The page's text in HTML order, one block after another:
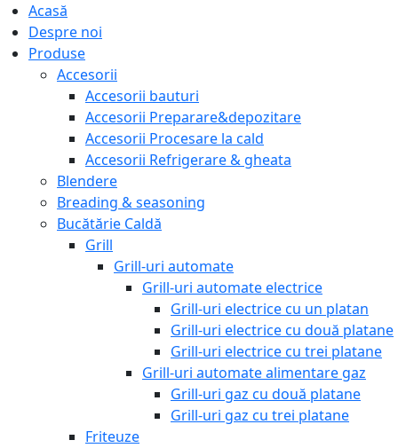
Acasă
Despre noi
Produse
Accesorii
Accesorii bauturi
Accesorii Preparare&depozitare
Accesorii Procesare la cald
Accesorii Refrigerare & gheata
Blendere
Breading & seasoning
Bucătărie Caldă
Grill
Grill-uri automate
Grill-uri automate electrice
Grill-uri electrice cu un platan
Grill-uri electrice cu două platane
Grill-uri electrice cu trei platane
Grill-uri automate alimentare gaz
Grill-uri gaz cu două platane
Grill-uri gaz cu trei platane
Friteuze